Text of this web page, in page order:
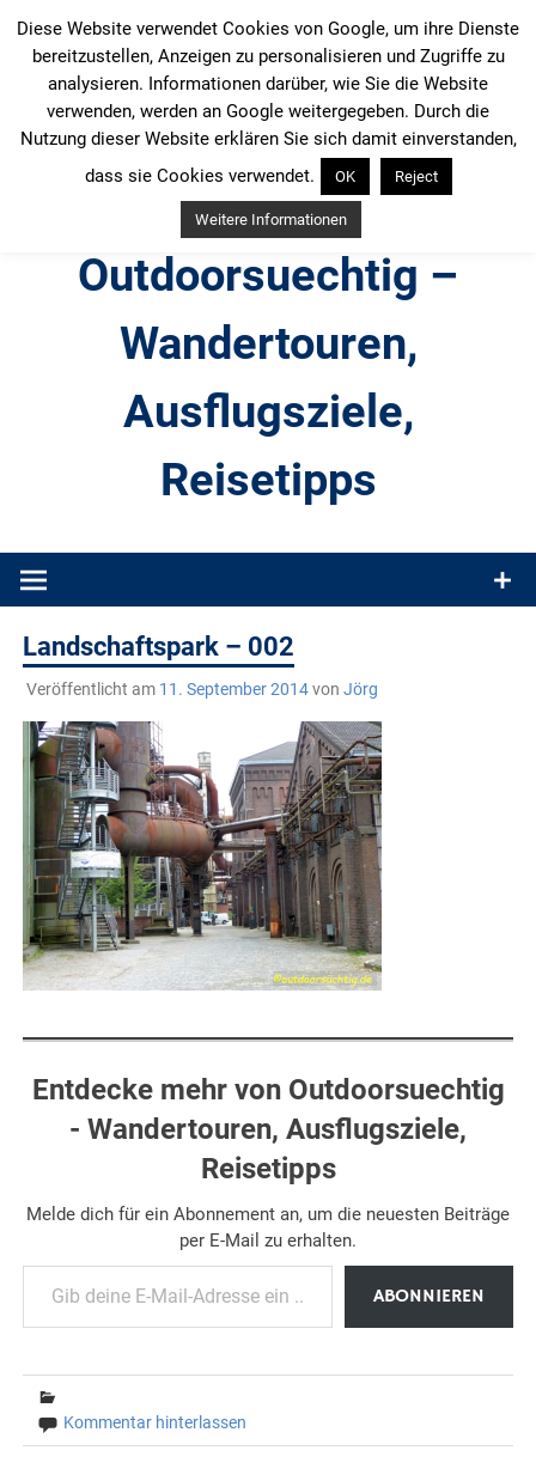
Inhalt
springen
Outdoorsuechtig –
Wandertouren,
Ausflugsziele,
Reisetipps
Produkttests und Buchrezensionen. Ein Blog für alle, die gern
Landschaftspark – 002
Veröffentlicht am 11. September 2014von Jörg
Entdecke mehr von Outdoorsuechtig
- Wandertouren, Ausflugsziele,
Reisetipps
Melde dich für ein Abonnement an, um die neuesten Beiträge
per E-Mail zu erhalten.
Gib deine E-Mail-Adresse ein ...
ABONNIEREN
Kommentar hinterlassen
Diese Website verwendet Cookies von Google, um ihre Dienste
bereitzustellen, Anzeigen zu personalisieren und Zugriffe zu
analysieren. Informationen darüber, wie Sie die Website
verwenden, werden an Google weitergegeben. Durch die
Nutzung dieser Website erklären Sie sich damit einverstanden,
dass sie Cookies verwendet.
OK Reject
Weitere Informationen